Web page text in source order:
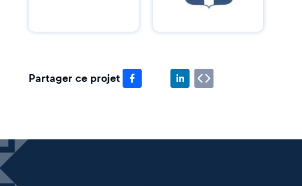
Partager ce projet